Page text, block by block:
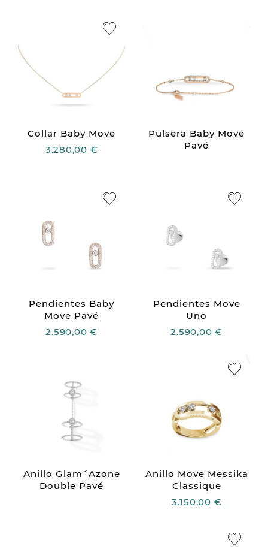
Collar Baby Move
3.280,00 €
Pulsera Baby Move
Pavé
Pendientes Baby
Move Pavé
2.590,00 €
Pendientes Move
Uno
2.590,00 €
Anillo Glam´Azone
Double Pavé
Anillo Move Messika
Classique
3.150,00 €